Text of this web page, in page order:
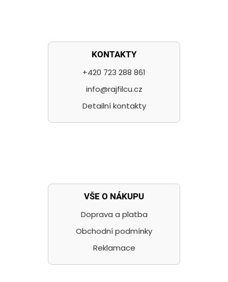
KONTAKTY
+420 723 288 861
info@rajfilcu.cz
Detailní kontakty
VŠE O NÁKUPU
Doprava a platba
Obchodní podmínky
Reklamace